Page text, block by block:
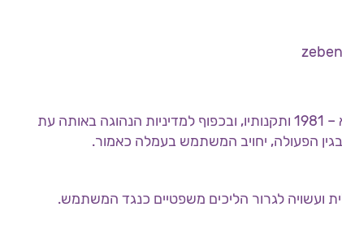
13. שינוי או ביטול הפעולה ייעשה בהתאם לחוק הגנת הצרכן, התשמ"א – 1981 ותקנותיו, ובכפוף למדיניות הנהוגה באותה עת
הפעולה, יחויב המשתמש בעמלה כאמור.